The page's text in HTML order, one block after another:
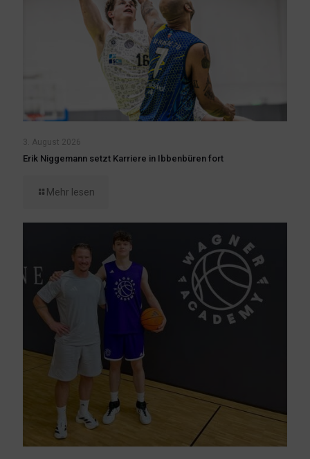
3. August 2026
Erik Niggemann setzt Karriere in Ibbenbüren fort
Mehr lesen